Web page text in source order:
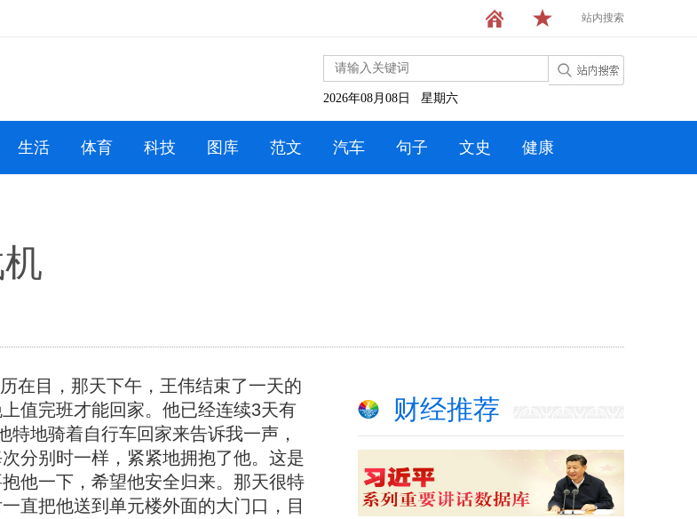
站内搜索
2026年08月08日 星期六
生活 体育 科技 图库 范文 汽车 句子 文史 健康
在目，那天下午，王伟结束了一天的
值完班才能回家。他已经连续3天有
地骑着自行车回家来告诉我一声，
分别时一样，紧紧地拥抱了他。这是
他一下，希望他安全归来。那天很特
直把他送到单元楼外面的大门口，目
财经推荐